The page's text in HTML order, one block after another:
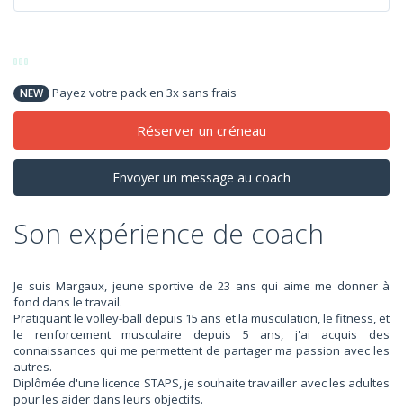
NEW Payez votre pack en 3x sans frais
Réserver un créneau
Envoyer un message au coach
Son expérience de coach
Je suis Margaux, jeune sportive de 23 ans qui aime me donner à
fond dans le travail.
Pratiquant le volley-ball depuis 15 ans et la musculation, le fitness, et
le renforcement musculaire depuis 5 ans, j'ai acquis des
connaissances qui me permettent de partager ma passion avec les
autres.
Diplômée d'une licence STAPS, je souhaite travailler avec les adultes
pour les aider dans leurs objectifs.